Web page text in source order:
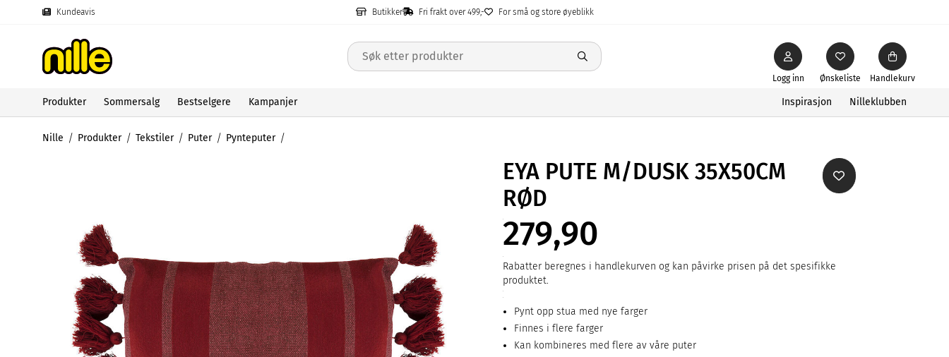
Kundeavis Butikker Fri frakt over 499,- For små og store øyeblikk
Ønskeliste
Logg inn Handlekurv
Produkter Sommersalg Bestselgere Kampanjer Inspirasjon Nilleklubben
Nille Produkter Tekstiler Puter Pynteputer
EYA PUTE M/DUSK 35X50CM
RØD
279,90
Rabatter beregnes i handlekurven og kan påvirke prisen på det spesifikke
produktet.
Pynt opp stua med nye farger
Finnes i flere farger
Kan kombineres med flere av våre puter